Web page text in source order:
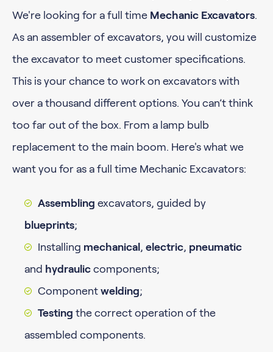
We're looking for a full time Mechanic Excavators.
As an assembler of excavators, you will customize
the excavator to meet customer specifications.
This is your chance to work on excavators with
over a thousand different options. You can’t think
too far out of the box. From a lamp bulb
replacement to the main boom. Here's what we
want you for as a full time Mechanic Excavators:
Assembling excavators, guided by
blueprints;
Installing mechanical , electric, pneumatic
and hydraulic components;
Component welding;
Testing the correct operation of the
assembled components.